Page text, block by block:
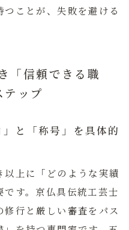
ことが、失敗を避ける
「信頼できる職
テップ
と「称号」を具体的
上に「どのような実績
す。京仏具伝統工芸士
行と厳しい審査をパス